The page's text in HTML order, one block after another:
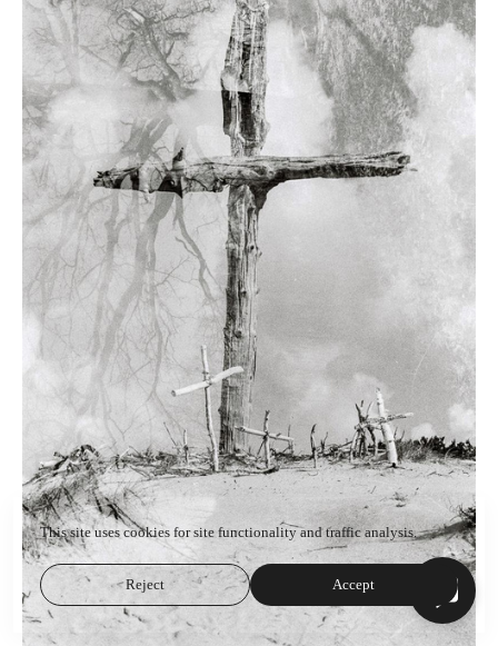
This site uses cookies for site functionality and traffic analysis.
Reject Accept